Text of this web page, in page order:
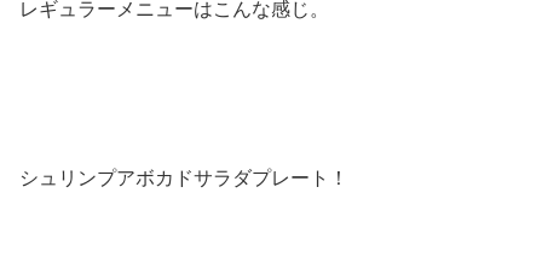
レギュラーメニューはこんな感じ。
シュリンプアボカドサラダプレート！